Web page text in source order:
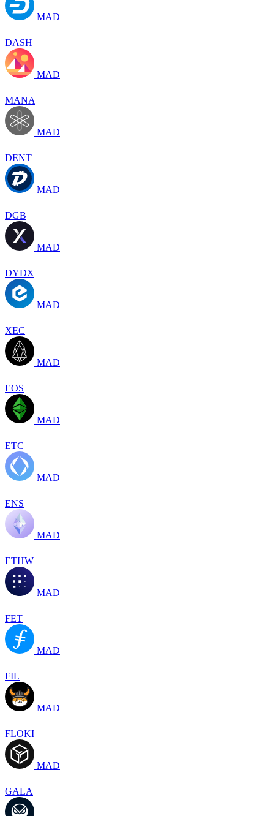
MAD
DASH
MAD
MANA
MAD
DENT
MAD
DGB
MAD
DYDX
MAD
XEC
MAD
EOS
MAD
ETC
MAD
ENS
MAD
ETHW
MAD
FET
MAD
FIL
MAD
FLOKI
MAD
GALA